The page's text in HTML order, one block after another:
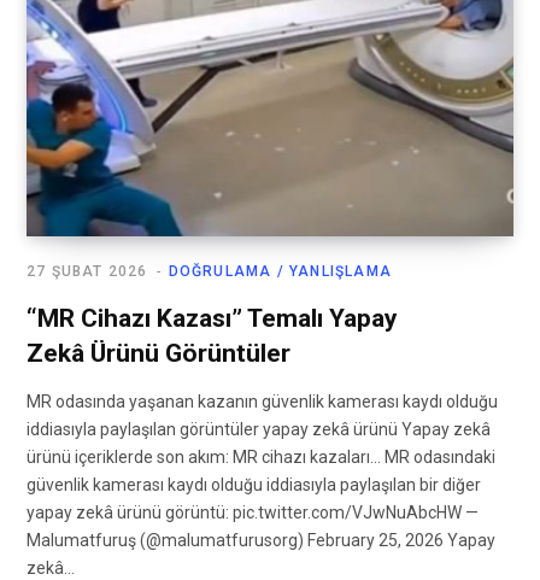
DOĞRULAMA / YANLIŞLAMA
27 ŞUBAT 2026
“MR Cihazı Kazası” Temalı Yapay
Zekâ Ürünü Görüntüler
MR odasında yaşanan kazanın güvenlik kamerası kaydı olduğu
iddiasıyla paylaşılan görüntüler yapay zekâ ürünü Yapay zekâ
ürünü içeriklerde son akım: MR cihazı kazaları… MR odasındaki
güvenlik kamerası kaydı olduğu iddiasıyla paylaşılan bir diğer
yapay zekâ ürünü görüntü: pic.twitter.com/VJwNuAbcHW —
Malumatfuruş (@malumatfurusorg) February 25, 2026 Yapay
zekâ…